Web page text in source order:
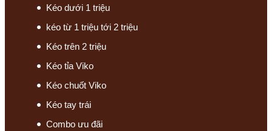
Kéo dưới 1 triệu
kéo từ 1 triệu tới 2 triệu
Kéo trên 2 triệu
Kéo tỉa Viko
Kéo chuốt Viko
Kéo tay trái
Combo ưu đãi